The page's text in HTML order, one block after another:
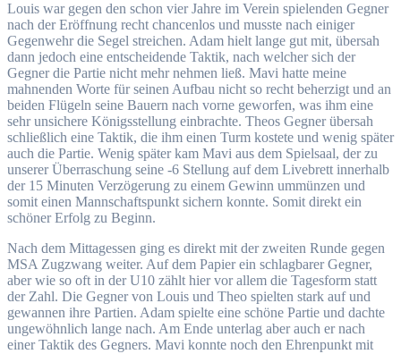
Louis war gegen den schon vier Jahre im Verein spielenden Gegner
nach der Eröffnung recht chancenlos und musste nach einiger
Gegenwehr die Segel streichen. Adam hielt lange gut mit, übersah
dann jedoch eine entscheidende Taktik, nach welcher sich der
Gegner die Partie nicht mehr nehmen ließ. Mavi hatte meine
mahnenden Worte für seinen Aufbau nicht so recht beherzigt und an
beiden Flügeln seine Bauern nach vorne geworfen, was ihm eine
sehr unsichere Königsstellung einbrachte. Theos Gegner übersah
schließlich eine Taktik, die ihm einen Turm kostete und wenig später
auch die Partie. Wenig später kam Mavi aus dem Spielsaal, der zu
unserer Überraschung seine -6 Stellung auf dem Livebrett innerhalb
der 15 Minuten Verzögerung zu einem Gewinn ummünzen und
somit einen Mannschaftspunkt sichern konnte. Somit direkt ein
schöner Erfolg zu Beginn.
Nach dem Mittagessen ging es direkt mit der zweiten Runde gegen
MSA Zugzwang weiter. Auf dem Papier ein schlagbarer Gegner,
aber wie so oft in der U10 zählt hier vor allem die Tagesform statt
der Zahl. Die Gegner von Louis und Theo spielten stark auf und
gewannen ihre Partien. Adam spielte eine schöne Partie und dachte
ungewöhnlich lange nach. Am Ende unterlag aber auch er nach
einer Taktik des Gegners. Mavi konnte noch den Ehrenpunkt mit